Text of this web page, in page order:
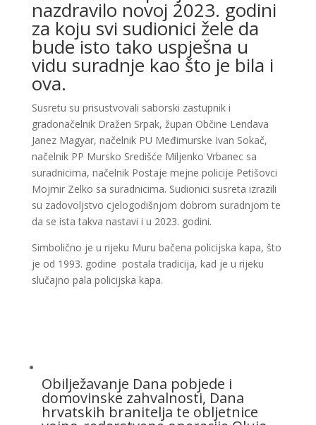
nazdravilo novoj 2023. godini
za koju svi sudionici žele da
bude isto tako uspješna u
vidu suradnje kao što je bila i
ova.
Susretu su prisustvovali saborski zastupnik i
gradonačelnik Dražen Srpak, župan Občine Lendava
Janez Magyar, načelnik PU Međimurske Ivan Sokač,
načelnik PP Mursko Središće Miljenko Vrbanec sa
suradnicima, načelnik Postaje mejne policije Petišovci
Mojmir Zelko sa suradnicima. Sudionici susreta izrazili
su zadovoljstvo cjelogodišnjom dobrom suradnjom te
da se ista takva nastavi i u 2023. godini.
Simbolično je u rijeku Muru bačena policijska kapa, što
je od 1993. godine postala tradicija, kad je u rijeku
slučajno pala policijska kapa.
Obilježavanje Dana pobjede i
domovinske zahvalnosti, Dana
hrvatskih branitelja te obljetnice